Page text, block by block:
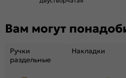
Уровень шумоизоляции:
Подходит под двухстворчатый
Гарантия (лет):
Материал:
Вам могут
Ручки
раздельные
Накладки